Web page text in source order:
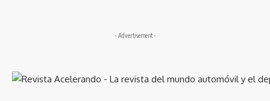
- Advertisement -